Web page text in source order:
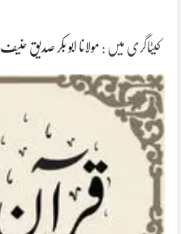
کیٹاگری میں : مولانا ابو بکر صدیق حنیف